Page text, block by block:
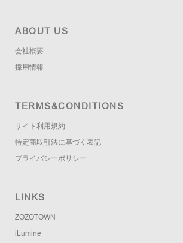
ABOUT US
会社概要
採用情報
TERMS&CONDITIONS
サイト利用規約
特定商取引法に基づく表記
プライバシーポリシー
LINKS
ZOZOTOWN
iLumine